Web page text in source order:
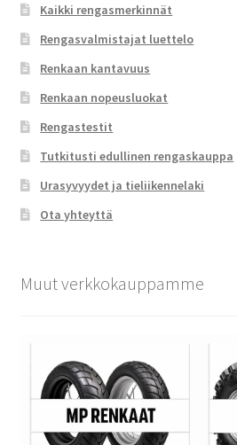
Kaikki rengasmerkinnät
Rengasvalmistajat luettelo
Renkaan kantavuus
Renkaan nopeusluokat
Rengastestit
Tutkitusti edullinen rengaskauppa
Urasyvyydet ja tieliikennelaki
Ota yhteyttä
Muut verkkokauppamme